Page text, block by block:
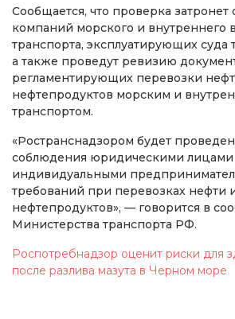
Сообщается, что проверка затронет
компаний морского и внутреннего
транспорта, эксплуатирующих суда
а также проведут ревизию
регламентирующих перевозки
нефтепродуктов морским и
транспортом.
«Ространснадзором будет
соблюдения юридическими лицами
индивидуальными
требований при перевозках нефти
нефтепродуктов», — говорится в
Министерства транспорта РФ.
Роспотребнадзор оценит риски для
после разлива мазута в Черном море